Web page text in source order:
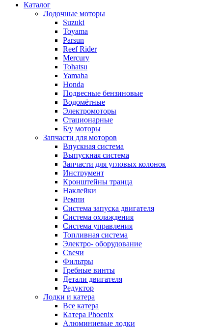
Каталог
Лодочные моторы
Suzuki
Toyama
Parsun
Reef Rider
Mercury
Tohatsu
Yamaha
Honda
Подвесные бензиновые
Водомётные
Электромоторы
Стационарные
Б/у моторы
Запчасти для моторов
Впускная система
Выпускная система
Запчасти для угловых колонок
Инструмент
Кронштейны транца
Наклейки
Ремни
Система запуска двигателя
Система охлаждения
Система управления
Топливная система
Электро- оборудование
Свечи
Фильтры
Гребные винты
Детали двигателя
Редуктор
Лодки и катера
Все катера
Катера Phoenix
Алюминиевые лодки